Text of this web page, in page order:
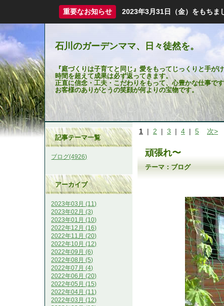
重要なお知らせ 2023年3月31日（金）をもちま
石川のガーデンママ、日々徒然を。
『庭づくりは子育てと同じ』愛をもってじっくりと手が
時間を超えて成果は必ず返ってきます。
正直に信念・工夫・こだわりをもって、心豊かな仕事で
お客様のありがとうの笑顔が何よりの宝物です。
1 | 2 | 3 | 4 | 5 次>
頑張れ〜
テーマ：ブログ
記事テーマ一覧
ブログ(4926)
アーカイブ
2023年03月 (11)
2023年02月 (3)
2023年01月 (10)
2022年12月 (16)
2022年11月 (20)
2022年10月 (12)
2022年09月 (6)
2022年08月 (5)
2022年07月 (4)
2022年06月 (20)
2022年05月 (15)
2022年04月 (11)
2022年03月 (12)